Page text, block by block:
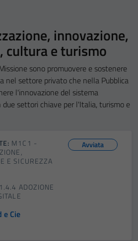
innovazione,
e turismo
sono promuovere e sostenere
nel settore privato che nella Pubblica
l'innovazione del sistema
settori chiave per l'Italia, turismo e
M1C1 -
E SICUREZZA
1.4.4 ADOZIONE
e Cie
Avviata